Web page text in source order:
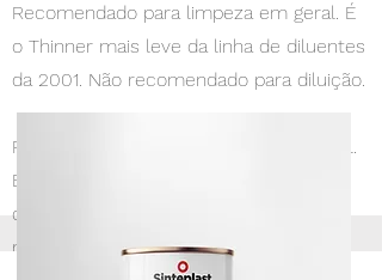
Recomendado para limpeza em geral. É
o Thinner mais leve da linha de diluentes
da 2001. Não recomendado para diluição.
Recomendado para limpieza en general.
Es el thinner más suave de la línea de
diluyentes de 2001. No está
recomendado para la dilución.